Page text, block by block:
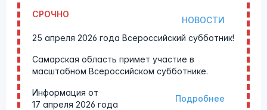
СРОЧНО
НОВОСТИ
25 апреля 2026 года Всероссийский субботник!
Самарская область примет участие в
масштабном Всероссийском субботнике.
Подробнее
Информация от
17 апреля 2026 года